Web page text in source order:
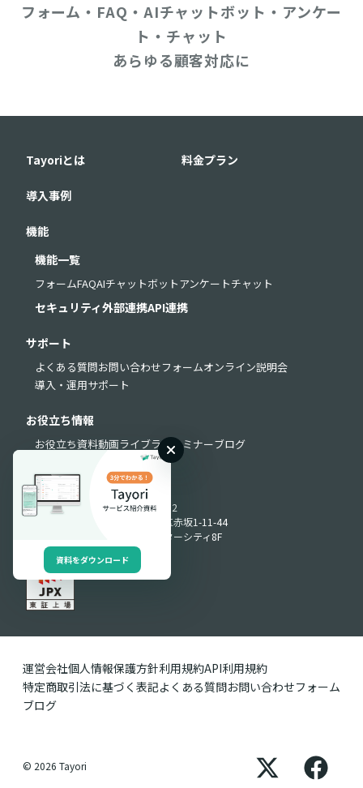
フォーム・FAQ・AIチャットボット・アンケー
ト・チャット
あらゆる顧客対応に
Tayoriとは 料金プラン
導入事例
機能
機能一覧
フォームFAQAIチャットボットアンケートチャット
セキュリティ外部連携API連携
サポート
よくある質問お問い合わせフォームオンライン説明会
導入・運用サポート
お役立ち情報
お役立ち資料動画ライブラリセミナーブログ
Produced by
〒107-0052
東京都港区赤坂1-11-44
赤坂インターシティ8F
運営会社個人情報保護方針利用規約API利用規約
特定商取引法に基づく表記よくある質問お問い合わせフォーム
ブログ
© 2026 Tayori
資料をダウンロード